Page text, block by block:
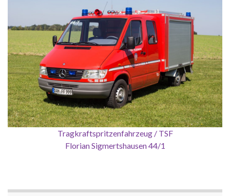
Tragkraftspritzenfahrzeug / TSF
Florian Sigmertshausen 44/1